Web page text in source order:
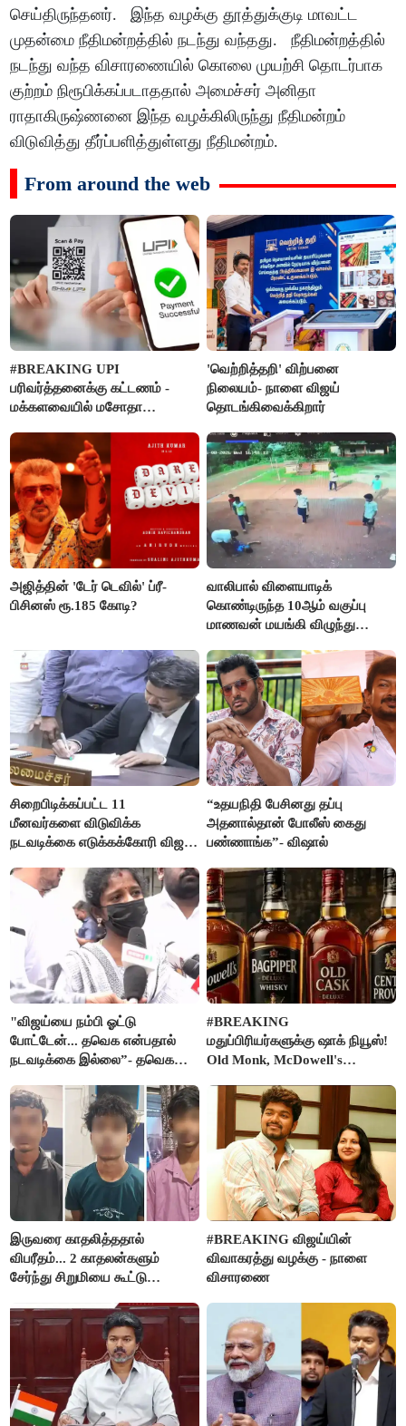
செய்திருந்தனர். இந்த வழக்கு தூத்துக்குடி மாவட்ட
முதன்மை நீதிமன்றத்தில் நடந்து வந்தது. நீதிமன்றத்தில்
நடந்து வந்த விசாரணையில் கொலை முயற்சி தொடர்பாக
குற்றம் நிரூபிக்கப்படாததால் அமைச்சர் அனிதா
ராதாகிருஷ்ணனை இந்த வழக்கிலிருந்து நீதிமன்றம்
விடுவித்து தீர்ப்பளித்துள்ளது நீதிமன்றம்.
From around the web
#BREAKING UPI
பரிவர்த்தனைக்கு கட்டணம் -
மக்களவையில் மசோதா
'வெற்றித்தறி' விற்பனை
நிலையம்- நாளை விஜய்
தொடங்கிவைக்கிறார்
அஜித்தின் 'டேர் டெவில்' ப்ரீ-
பிசினஸ் ரூ.185 கோடி?
வாலிபால் விளையாடிக்
கொண்டிருந்த 10ஆம் வகுப்பு
மாணவன் மயங்கி விழுந்து
சிறைபிடிக்கப்பட்ட 11
மீனவர்களை விடுவிக்க
நடவடிக்கை எடுக்கக்கோரி விஜய்
“உதயநிதி பேசினது தப்பு
அதனால்தான் போலீஸ் கைது
பண்ணாங்க”- விஷால்
"விஜய்யை நம்பி ஓட்டு
போட்டேன்... தவெக என்பதால்
நடவடிக்கை இல்லை”- தவெக
கதறல்
#BREAKING
மதுப்பிரியர்களுக்கு ஷாக் நியூஸ்!
Old Monk, McDowell's
FSSAI தடை
இருவரை காதலித்ததால்
விபரீதம்... 2 காதலன்களும்
சேர்ந்து சிறுமியை கூட்டு
செய்த கொடூரம்
#BREAKING விஜய்யின்
விவாகரத்து வழக்கு - நாளை
விசாரணை